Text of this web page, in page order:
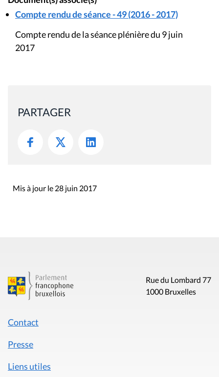
Compte rendu de séance - 49 (2016 - 2017)
Compte rendu de la séance plénière du 9 juin
2017
PARTAGER
Mis à jour le 28 juin 2017
Rue du Lombard 77
1000 Bruxelles
Contact
Presse
Liens utiles